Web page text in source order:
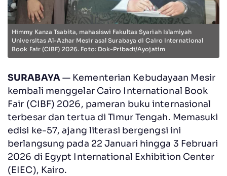
Himmy Kanza Tsabita, mahasiswi Fakultas Syariah Islamiyah
Universitas Al-Azhar Mesir asal Surabaya di Cairo International
Book Fair (CIBF) 2026. Foto: Dok-Pribadi/Ayojatim
SURABAYA— Kementerian Kebudayaan Mesir
kembali menggelar Cairo International Book
Fair (CIBF) 2026, pameran buku internasional
terbesar dan tertua di Timur Tengah. Memasuki
edisi ke-57, ajang literasi bergengsi ini
berlangsung pada 22 Januari hingga 3 Februari
2026 di Egypt International Exhibition Center
(EIEC), Kairo.